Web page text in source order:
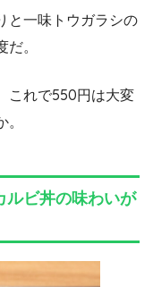
と一味トウガラシの
。
これで550円は大変
ルビ丼の味わいが